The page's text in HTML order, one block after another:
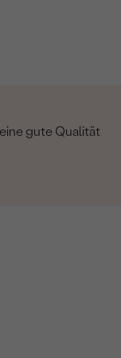
gute Qualität